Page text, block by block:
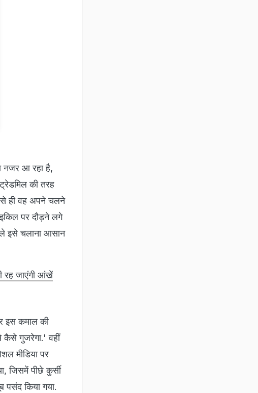
नजर आ रहा है,
की तरह
ही वह अपने चलने
पर दौड़ने लगे
इसे चलाना आसान
रह जाएंगी आंखें
इस कमाल की
कैसे गुजरेगा.' वहीं
मीडिया पर
जिसमें पीछे कुर्सी
पसंद किया गया.